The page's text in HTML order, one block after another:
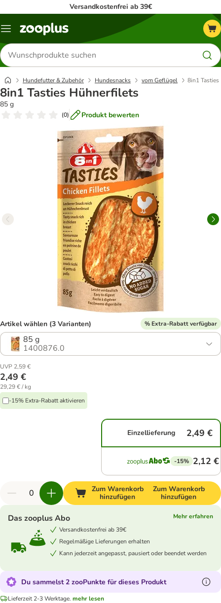
Versandkostenfrei ab 39€
Menü
Produkte
suchen
Hundefutter & Zubehör Hundesnacks vom Geflügel 8in1
8in1 Tasties Hühnerfilets
85 g
(0) Produkt bewerten
Artikel wählen (3 Varianten) % Extra-Rabatt verfügbar
85 g
1400876.0
UVP 2,59 €
2,49 €
29,29 € / kg
-15% Extra-Rabatt aktivieren
Einzellieferung 2,49 €
-15% 2,12 €
Zum Warenkorb
hinzufügen
Zum Warenkorb
hinzufügen
Das zooplus Abo
Mehr erfahren
Versandkostenfrei ab 39€
Regelmäßige Lieferungen erhalten
Kann jederzeit angepasst, pausiert oder beendet werden
Du sammelst 2 zooPunkte für dieses Produkt
Lieferzeit 2-3 Werktage. mehr lesen